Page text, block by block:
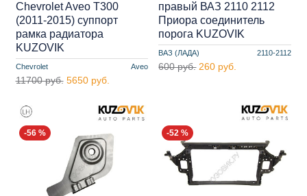
Chevrolet Aveo
Chevrolet Aveo T300
(2011-2015) суппорт
рамка радиатора
KUZOVIK
11700 руб. 5650 руб.
ВАЗ (ЛАДА) 2110-2112
правый ВАЗ 2110 2112
Приора соединитель
порога KUZOVIK
600 руб. 260 руб.
-56 % -52 %